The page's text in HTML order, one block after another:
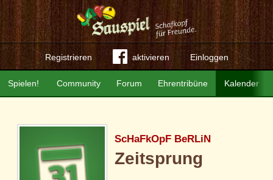
Registrieren aktivieren Einloggen
Community Forum Ehrentribüne Kalender
Spielen!
ScHaFkOpF BeRLiN
Zeitsprung